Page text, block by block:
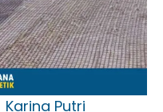
Karina Putri